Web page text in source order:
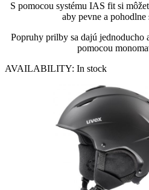
S pomocou systému IAS fit si
aby pevne a pohodlne
Popruhy prilby sa dajú
pomocou
AVAILABILITY: In stock